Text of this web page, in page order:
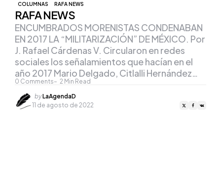
COLUMNAS RAFA NEWS
RAFA NEWS
0 Comments 2 Min Read
ENCUMBRADOS MORENISTAS CONDENABAN
EN 2017 LA “MILITARIZACIÓN” DE MÉXICO. Por
J. Rafael Cárdenas V. Circularon en redes
sociales los señalamientos que hacían en el
año 2017 Mario Delgado, Citlalli Hernández…
Posted
by
byLaAgendaD
11 de agosto de 2022